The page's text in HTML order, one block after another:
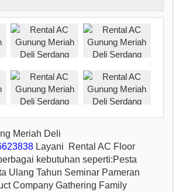
Meriah Deli
Layani Rental AC Floor
kebutuhan seperti:Pesta
Ulang Tahun Seminar Pameran
Company Gathering Family